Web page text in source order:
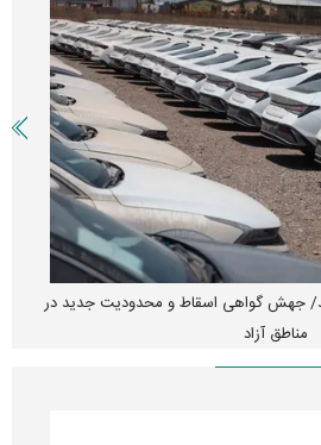
جهش گواهی اسقاط و محدودیت جدید در
مناطق آزاد